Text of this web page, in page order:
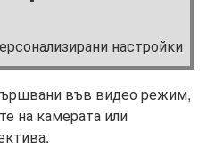
настройки
във видео режим,
на камерата или